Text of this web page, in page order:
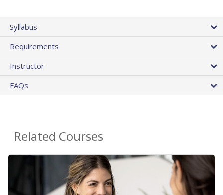
Syllabus
Requirements
Instructor
FAQs
Related Courses